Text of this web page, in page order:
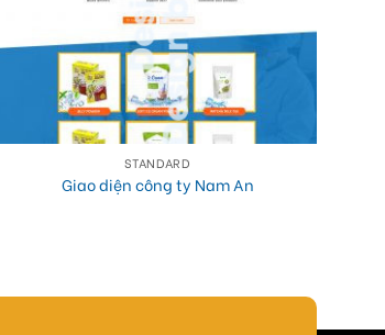
STANDARD
Giao diện công ty Nam An